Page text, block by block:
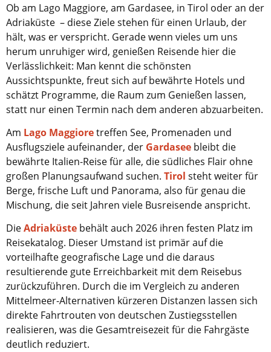
Ob am Lago Maggiore, am Gardasee, in Tirol oder an der
Adriaküste – diese Ziele stehen für einen Urlaub, der
hält, was er verspricht. Gerade wenn vieles um uns
herum unruhiger wird, genießen Reisende hier die
Verlässlichkeit: Man kennt die schönsten
Aussichtspunkte, freut sich auf bewährte Hotels und
schätzt Programme, die Raum zum Genießen lassen,
statt nur einen Termin nach dem anderen abzuarbeiten.
Am Lago Maggioretreffen See, Promenaden und
Ausflugsziele aufeinander, der Gardasee bleibt die
bewährte Italien-Reise für alle, die südliches Flair ohne
großen Planungsaufwand suchen. Tirol steht weiter für
Berge, frische Luft und Panorama, also für genau die
Mischung, die seit Jahren viele Busreisende anspricht.
DieAdriaküste behält auch 2026 ihren festen Platz im
Reisekatalog. Dieser Umstand ist primär auf die
vorteilhafte geografische Lage und die daraus
resultierende gute Erreichbarkeit mit dem Reisebus
zurückzuführen. Durch die im Vergleich zu anderen
Mittelmeer-Alternativen kürzeren Distanzen lassen sich
direkte Fahrtrouten von deutschen Zustiegsstellen
realisieren, was die Gesamtreisezeit für die Fahrgäste
deutlich reduziert.